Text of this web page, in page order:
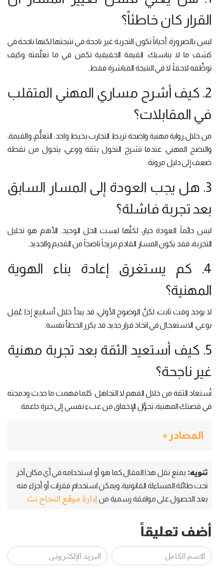
القرار كان خاطئاً؟
ليس بالضرورة. أحياناً تكون التجربة غير ناجحة في نتيجتها لكنها ناجحة في
كشف ما لا يناسبك. القيمة الحقيقية تكمن في ما تعلَّمته وكيف
توظِّفه لاحقاً، لا في النتيجة المباشرة فقط.
2. كيف أشرح مساري المهني المتقلب
في المقابلات؟
من خلال رواية مهنية واضحة تربط التجارب بخيط واحد: التعلُّم، والقيمة،
والنضج المهني. عندما تشرح التحول بثقة ووعي، يتحول من نقطة
ضعف إلى دليل مرونة.
3. هل يجب العودة إلى المسار السابق
بعد تجربة فاشلة؟
ليس دائماً. العودة خيار، لكنَّها ليست الحل الوحيد. الأهم هو تحليل
التجربة، فقد يكون المسار القادم مزيجاً ناضجاً من القديم والجديد.
4. كم يستغرق إعادة بناء الهوية
المهنية؟
لا يوجد وقت ثابت، لكنَّ الوضوح الأولي، قد يبدأ خلال أسابيع إذا عُمِل
بوعي. الاستعجال في اتخاذ قرار جديد قد يكرر الخطأ نفسه.
5. كيف أستعيد الثقة بعد تجربة مهنية
غير ناجحة؟
تُستعاد الثقة من خلال الفهم لا التجاهل. كلما فهمت ما حدث ودمجته
في قصتك المهنية، تحوَّل الإخفاق من عبء نفسي إلى خبرة داعمة.
المصادر +
تنويه: يمنع نقل هذا المقال كما هو أو استخدامه في أي مكان آخر
تحت طائلة المساءلة القانونية، ويمكن استخدام فقرات أو أجزاء منه
بعد الحصول على موافقة رسمية من إدارة موقع النجاح نت
أضف تعليقاً